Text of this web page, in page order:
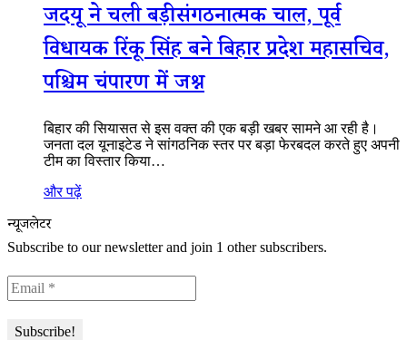
जदयू ने चली बड़ी संगठनात्मक चाल, पूर्व
विधायक रिंकू सिंह बने बिहार प्रदेश महासचिव,
पश्चिम चंपारण में जश्न
बिहार की सियासत से इस वक्त की एक बड़ी खबर सामने आ रही है।
जनता दल यूनाइटेड ने सांगठनिक स्तर पर बड़ा फेरबदल करते हुए अपनी
टीम का विस्तार किया…
और पढ़ें
न्यूजलेटर
Subscribe to our newsletter and join 1 other subscribers.